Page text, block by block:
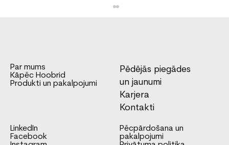
Ford Ranger suņu transportēšanas
automašīna
Par mums
Kāpēc Hoobrid
Produkti un pakalpojumi
Pēdējās piegādes
un jaunumi
Karjera
Kontakti
Pēcpārdošana un
pakalpojumi
LinkedIn
Facebook